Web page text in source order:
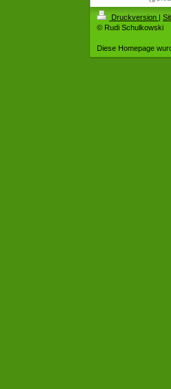
Druckversion |
© Rudi Schulkowski
Diese Homepage